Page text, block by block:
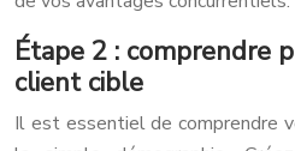
Étape 2 : comprendre
client cible
Il est essentiel de comprendre